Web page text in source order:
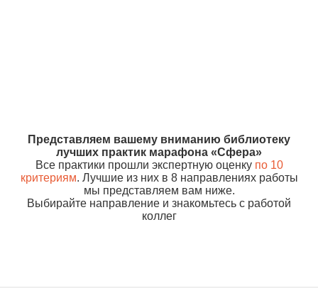
Представляем вашему вниманию библиотеку
лучших практик марафона «Сфера»
Все практики прошли экспертную оценку по 10
критериям. Лучшие из них в 8 направлениях работы
мы представляем вам ниже.
Выбирайте направление и знакомьтесь с работой
коллег